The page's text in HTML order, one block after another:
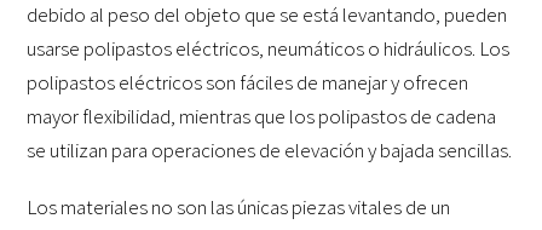
debido al peso del objeto que se está levantando, pueden
usarse polipastos eléctricos, neumáticos o hidráulicos. Los
polipastos eléctricos son fáciles de manejar y ofrecen
mayor flexibilidad, mientras que los polipastos de cadena
se utilizan para operaciones de elevación y bajada sencillas.
Los materiales no son las únicas piezas vitales de un